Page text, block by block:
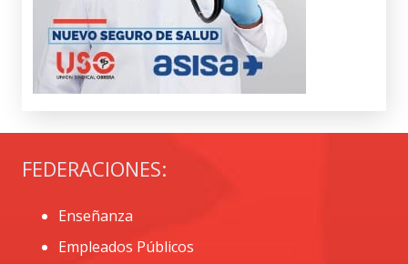
FEDERACIONES:
Enseñanza
Empleados Públicos